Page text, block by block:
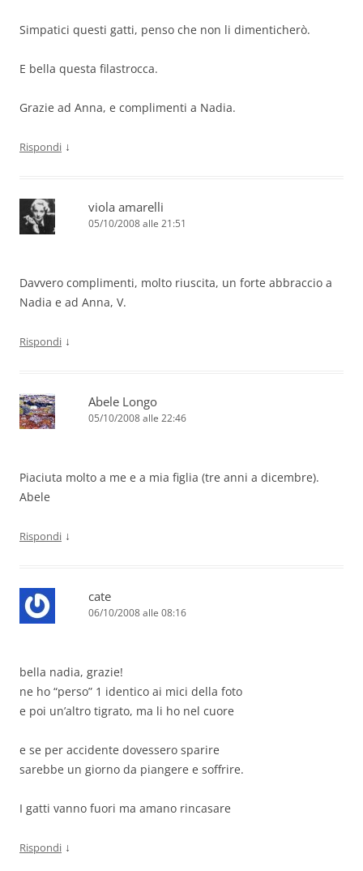
Simpatici questi gatti, penso che non li dimenticherò.
E bella questa filastrocca.
Grazie ad Anna, e complimenti a Nadia.
Rispondi ↓
viola amarelli
05/10/2008 alle 21:51
Davvero complimenti, molto riuscita, un forte abbraccio a
Nadia e ad Anna, V.
Rispondi ↓
Abele Longo
05/10/2008 alle 22:46
Piaciuta molto a me e a mia figlia (tre anni a dicembre).
Abele
Rispondi ↓
cate
06/10/2008 alle 08:16
bella nadia, grazie!
ne ho “perso” 1 identico ai mici della foto
e poi un’altro tigrato, ma li ho nel cuore
e se per accidente dovessero sparire
sarebbe un giorno da piangere e soffrire.
I gatti vanno fuori ma amano rincasare
Rispondi ↓